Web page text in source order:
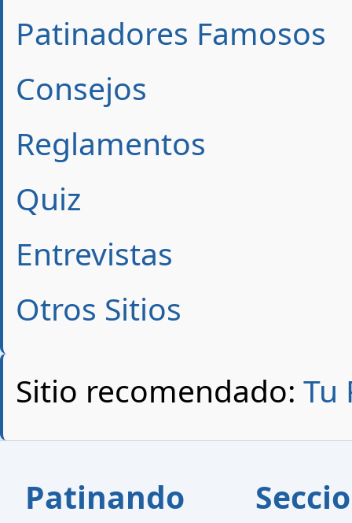
Patinadores Famosos
Consejos
Reglamentos
Quiz
Entrevistas
Otros Sitios
Sitio recomendado: Tu
Patinando